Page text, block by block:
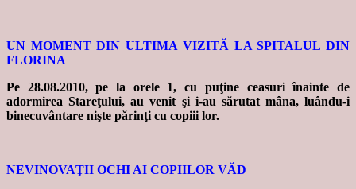
UN MOMENT DIN ULTIMA VIZITĂ LA SPITALUL DIN
FLORINA
Pe 28.08.2010, pe la orele 1, cu puţine ceasuri înainte de
adormirea Stareţului, au venit şi i-au sărutat mâna, luându-i
binecuvântare nişte părinţi cu copiii lor.
NEVINOVAŢII OCHI AI COPIILOR VĂD